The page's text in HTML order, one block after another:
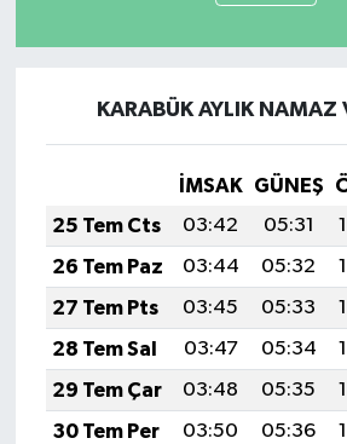
KARABÜK AYLIK NAMAZ
İMSAK GÜNEŞ
25 Tem Cts
03:42 05:31
26 Tem Paz
03:44 05:32
27 Tem Pts
03:45 05:33
28 Tem Sal
03:47 05:34
29 Tem Çar
03:48 05:35
30 Tem Per
03:50 05:36